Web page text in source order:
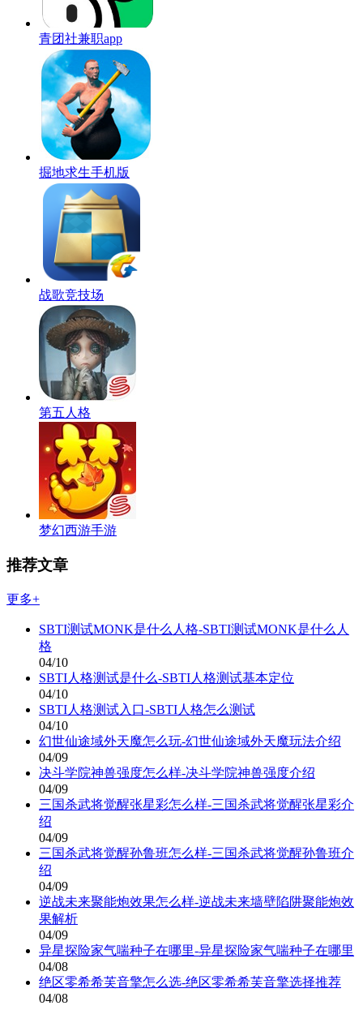
青团社兼职app
掘地求生手机版
战歌竞技场
第五人格
梦幻西游手游
推荐文章
更多+
SBTI测试MONK是什么人格-SBTI测试MONK是什么人
格
04/10
SBTI人格测试是什么-SBTI人格测试基本定位
04/10
SBTI人格测试入口-SBTI人格怎么测试
04/10
幻世仙途域外天魔怎么玩-幻世仙途域外天魔玩法介绍
04/09
决斗学院神兽强度怎么样-决斗学院神兽强度介绍
04/09
三国杀武将觉醒张星彩怎么样-三国杀武将觉醒张星彩介
绍
04/09
三国杀武将觉醒孙鲁班怎么样-三国杀武将觉醒孙鲁班介
绍
04/09
逆战未来聚能炮效果怎么样-逆战未来墙壁陷阱聚能炮效
果解析
04/09
异星探险家气喘种子在哪里-异星探险家气喘种子在哪里
04/08
绝区零希希芙音擎怎么选-绝区零希希芙音擎选择推荐
04/08